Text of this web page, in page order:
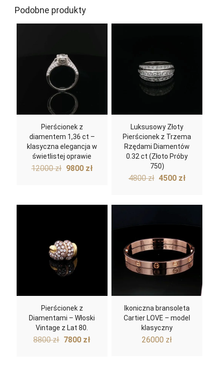
Podobne produkty
Pierścionek z
diamentem 1,36 ct –
klasyczna elegancja w
świetlistej oprawie
12000zł Pierwotna
9800 złAktualna
Luksusowy Złoty
Pierścionek z Trzema
Rzędami Diamentów
0.32 ct (Złoto Próby
750)
4800zł Pierwotna
4500 zł
Pierścionek z
Diamentami – Włoski
Vintage z Lat 80.
8800zł Pierwotna
7800 złAktualna
Ikoniczna bransoleta
Cartier LOVE – model
klasyczny
26000 zł